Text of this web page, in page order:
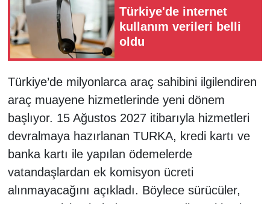
Türkiye'de internet
kullanım verileri belli
oldu
Türkiye’de milyonlarca araç sahibini ilgilendiren
araç muayene hizmetlerinde yeni dönem
başlıyor. 15 Ağustos 2027 itibarıyla hizmetleri
devralmaya hazırlanan TURKA, kredi kartı ve
banka kartı ile yapılan ödemelerde
vatandaşlardan ek komisyon ücreti
alınmayacağını açıkladı. Böylece sürücüler,